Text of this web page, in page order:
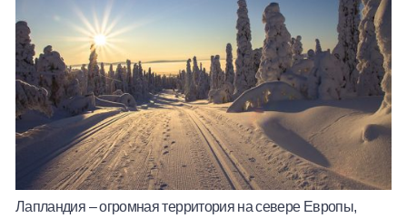
Лапландия – огромная территория на севере Европы,